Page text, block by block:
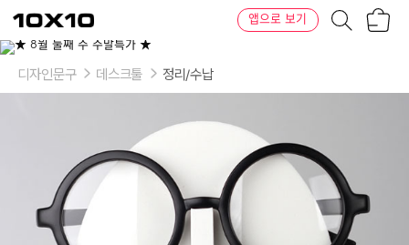
텐
바
텐
앱으로 보기
이
상
08.carlos,
09.motor,
11.chaplin,
디자인문구 데스크툴 정리/수납